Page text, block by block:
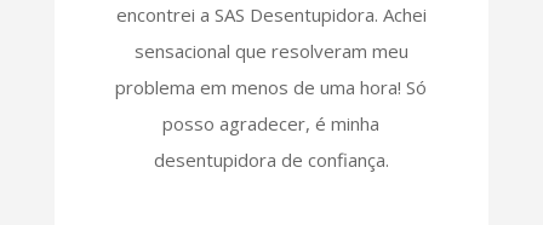
encontrei a SAS Desentupidora. Achei
sensacional que resolveram meu
problema em menos de uma hora! Só
posso agradecer, é minha
desentupidora de confiança.